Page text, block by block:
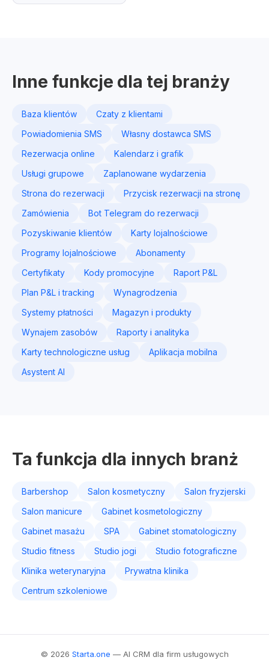
Inne funkcje dla tej branży
Baza klientów
Czaty z klientami
Powiadomienia SMS
Własny dostawca SMS
Rezerwacja online
Kalendarz i grafik
Usługi grupowe
Zaplanowane wydarzenia
Strona do rezerwacji
Przycisk rezerwacji na stronę
Zamówienia
Bot Telegram do rezerwacji
Pozyskiwanie klientów
Karty lojalnościowe
Programy lojalnościowe
Abonamenty
Certyfikaty
Kody promocyjne
Raport P&L
Plan P&L i tracking
Wynagrodzenia
Systemy płatności
Magazyn i produkty
Wynajem zasobów
Raporty i analityka
Karty technologiczne usług
Aplikacja mobilna
Asystent AI
Ta funkcja dla innych branż
Barbershop Salon kosmetyczny
Salon fryzjerski
Salon manicure
Gabinet kosmetologiczny
Gabinet masażu
SPA
Gabinet stomatologiczny
Studio fitness
Studio jogi
Studio fotograficzne
Klinika weterynaryjna
Prywatna klinika
Centrum szkoleniowe
© 2026 Starta.one — AI CRM dla firm usługowych